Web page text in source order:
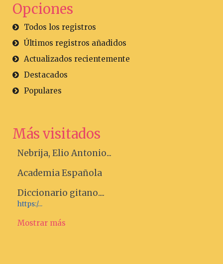
Opciones
Todos los registros
Últimos registros añadidos
Actualizados recientemente
Destacados
Populares
Más visitados
Nebrija, Elio Antonio...
Academia Española
Diccionario gitano....
https:/...
Mostrar más